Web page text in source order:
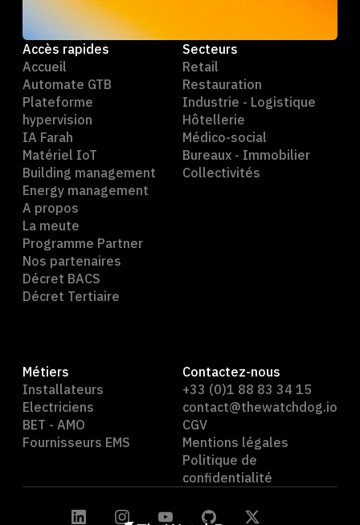
Accès rapides
Accueil
Automate GTB
Plateforme
hypervision
IA Farah
Matériel IoT
Building management
Energy management
A propos
La meute
Programme Partner
Nos partenaires
Décret BACS
Décret Tertiaire
Secteurs
Retail
Restauration
Industrie - Logistique
Hôtellerie
Médico-social
Bureaux - Immobilier
Collectivités
Métiers
Installateurs
Electriciens
BET - AMO
Fournisseurs EMS
Contactez-nous
+33 (0)1 88 83 34 15
contact@thewatchdog.io
CGV
Mentions légales
Politique de
confidentialité